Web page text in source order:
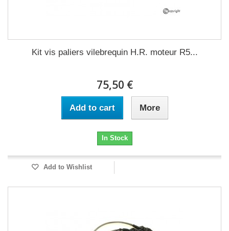
Kit vis paliers vilebrequin H.R. moteur R5...
75,50 €
Add to cart More
In Stock
Add to Wishlist